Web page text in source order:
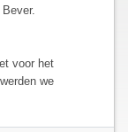
voor het
we